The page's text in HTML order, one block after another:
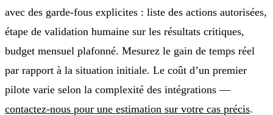
avec des garde-fous explicites : liste des actions autorisées,
étape de validation humaine sur les résultats critiques,
budget mensuel plafonné. Mesurez le gain de temps réel
par rapport à la situation initiale. Le coût d’un premier
pilote varie selon la complexité des intégrations —
contactez-nous pour une estimation sur votre cas précis.